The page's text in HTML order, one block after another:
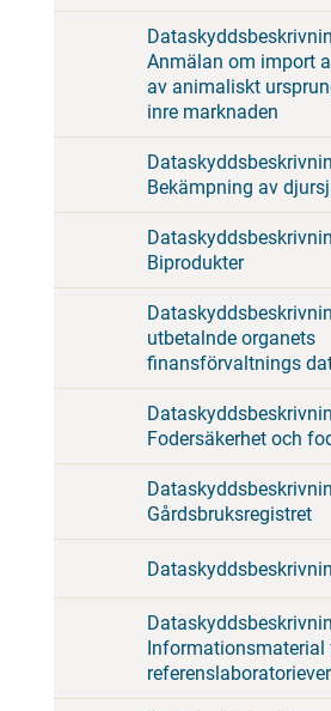
Anmälan om import
av animaliskt
inre marknaden
Bekämpning av
Biprodukter
utbetalnde organets
finansförvaltnings
Fodersäkerhet och
Gårdsbruksregistret
Informationsmaterial